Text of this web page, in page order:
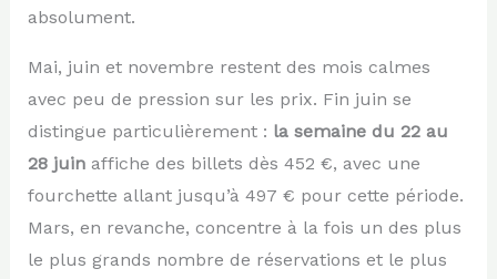
absolument.
Mai, juin et novembre restent des mois calmes
avec peu de pression sur les prix. Fin juin se
distingue particulièrement : la semaine du 22 au
28 juinaffiche des billets dès 452 €, avec une
fourchette allant jusqu’à 497 € pour cette période.
Mars, en revanche, concentre à la fois un des plus
le plus grands nombre de réservations et le plus